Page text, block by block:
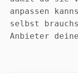
anpassen
selbst
Anbieter